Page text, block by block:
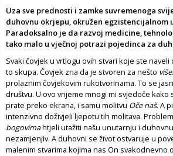
Uza sve prednosti i zamke suvremenoga
duhovnu okrjepu, okružen egzistencijalnom
Paradoksalno je da razvoj medicine,
tako malo u vječnoj potrazi pojedinca za
Svaki čovjek u vrtlogu ovih stvari koje ste
to skupa. Čovjek zna da je stvoren za nešto više
prolaznim čovjekovim rukotvorinama. To se
društvu. U ovo vrijeme mnogi mi svjedoče
prate preko ekrana, i samu molitvu Oče naš. A
intenzivno doživjeli ljepotu tih molitava.
bogovimahtjeli utažiti našu unutarnju i
nezamjenjiv. A duhovni se život ostvaruje u
malenim stvarima kojima nas On svakodnevno